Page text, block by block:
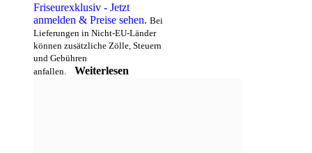
Friseurexklusiv - Jetzt
anmelden & Preise sehen. Bei
Lieferungen in Nicht-EU-Länder
können zusätzliche Zölle, Steuern
und Gebühren
anfallen.
Weiterlesen